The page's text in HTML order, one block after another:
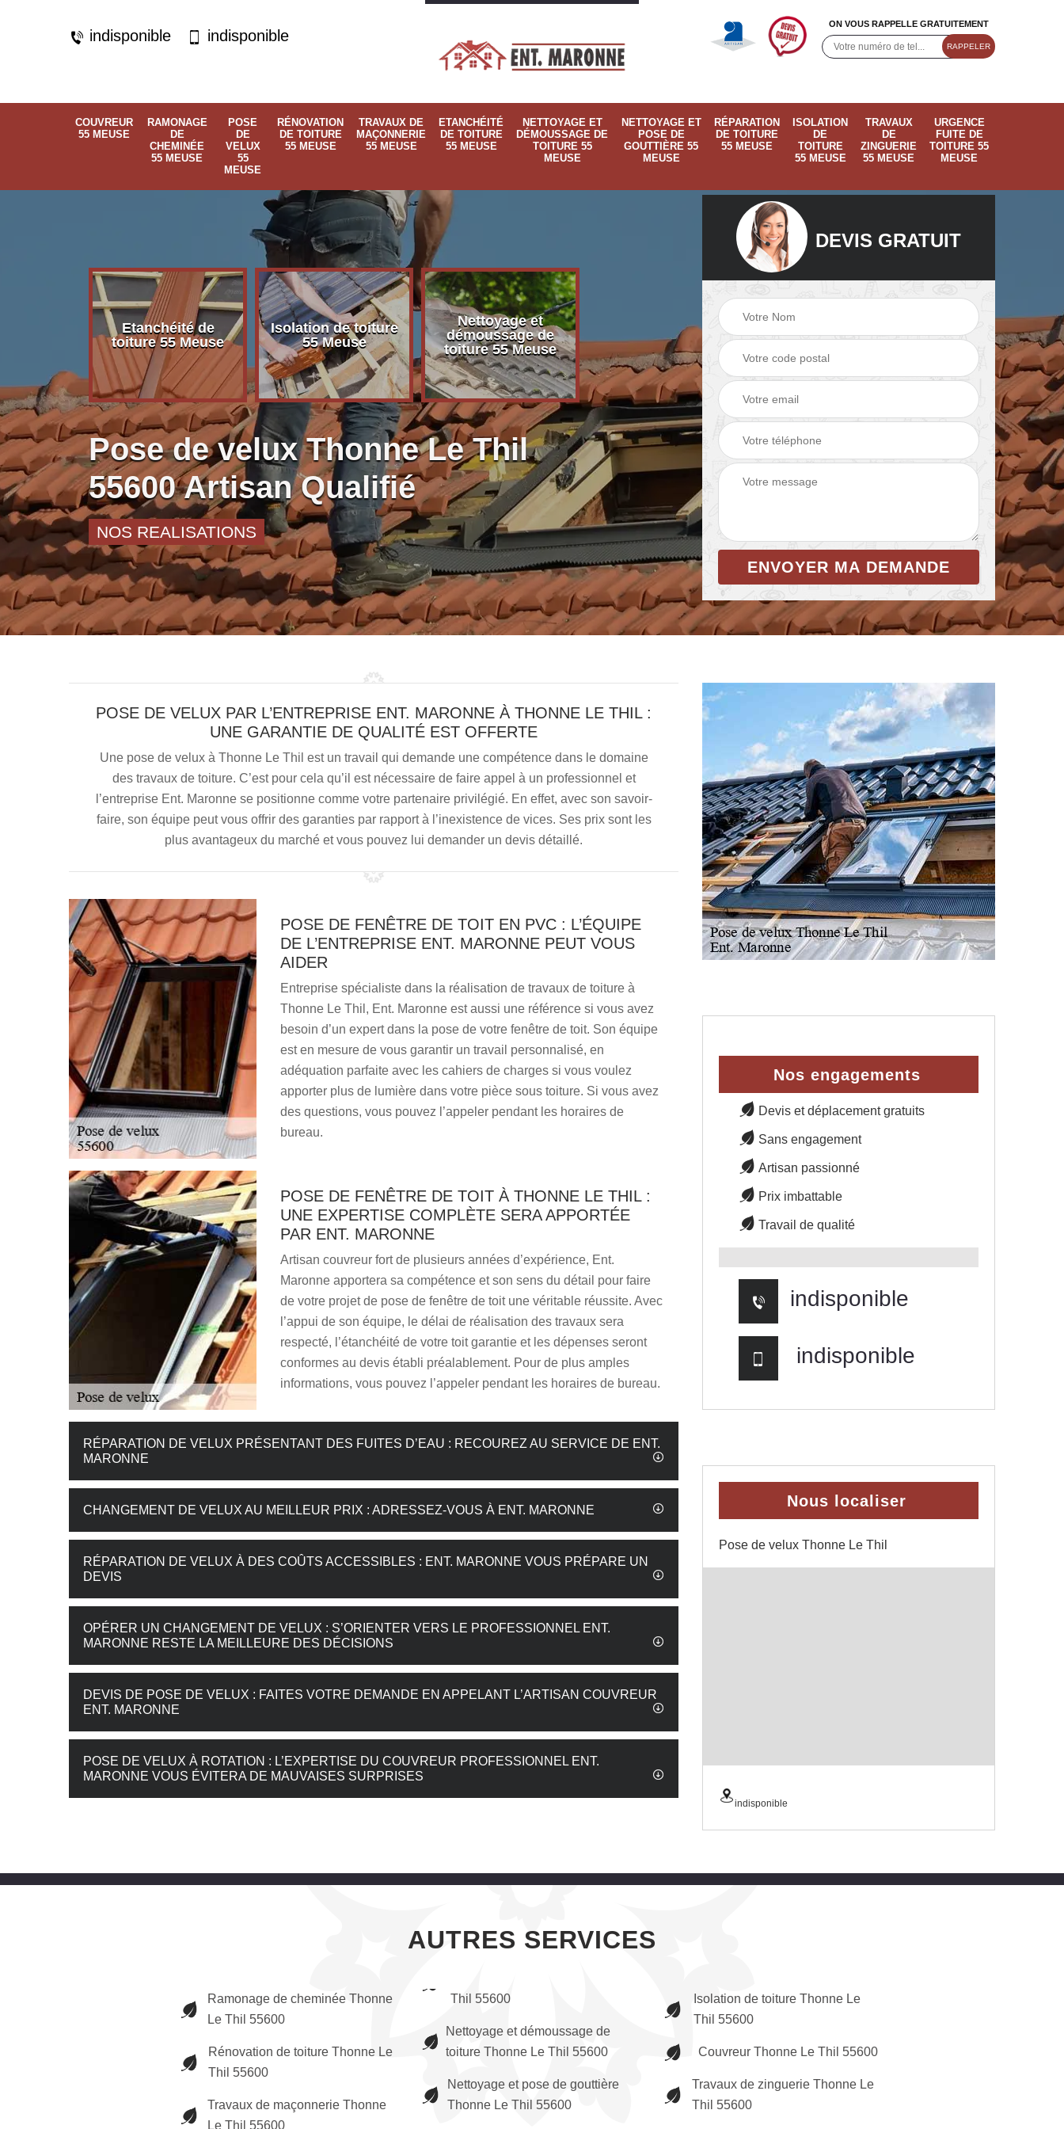
indisponible indisponible
ON VOUS RAPPELLE GRATUITEMENT
COUVREUR
55 MEUSE
RAMONAGE
DE
CHEMINÉE
55 MEUSE
POSE
DE
VELUX
55
MEUSE
RÉNOVATION
DE TOITURE
55 MEUSE
TRAVAUX DE
MAÇONNERIE
55 MEUSE
ETANCHÉITÉ
DE TOITURE
55 MEUSE
NETTOYAGE ET
DÉMOUSSAGE DE
TOITURE 55
MEUSE
NETTOYAGE ET
POSE DE
GOUTTIÈRE 55
MEUSE
RÉPARATION
DE TOITURE
55 MEUSE
ISOLATION
DE
TOITURE
55 MEUSE
TRAVAUX
DE
ZINGUERIE
55 MEUSE
URGENCE
FUITE DE
TOITURE 55
MEUSE
Etanchéité de
toiture 55 Meuse
Isolation de toiture
55 Meuse
Nettoyage et
démoussage de
toiture 55 Meuse
Nettoyage et pose
de gouttière 55
Meuse
Meuse
Ramonage de
cheminée 55
Pose de velux Thonne Le Thil
55600 Artisan Qualifié
NOS REALISATIONS
DEVIS GRATUIT
POSE DE VELUX PAR L’ENTREPRISE ENT. MARONNE À THONNE LE THIL :
UNE GARANTIE DE QUALITÉ EST OFFERTE
Une pose de velux à Thonne Le Thil est un travail qui demande une compétence dans le domaine
des travaux de toiture. C’est pour cela qu’il est nécessaire de faire appel à un professionnel et
l’entreprise Ent. Maronne se positionne comme votre partenaire privilégié. En effet, avec son savoir-
faire, son équipe peut vous offrir des garanties par rapport à l’inexistence de vices. Ses prix sont les
plus avantageux du marché et vous pouvez lui demander un devis détaillé.
POSE DE FENÊTRE DE TOIT EN PVC : L’ÉQUIPE
DE L’ENTREPRISE ENT. MARONNE PEUT VOUS
AIDER
Entreprise spécialiste dans la réalisation de travaux de toiture à
Thonne Le Thil, Ent. Maronne est aussi une référence si vous avez
besoin d’un expert dans la pose de votre fenêtre de toit. Son équipe
est en mesure de vous garantir un travail personnalisé, en
adéquation parfaite avec les cahiers de charges si vous voulez
apporter plus de lumière dans votre pièce sous toiture. Si vous avez
des questions, vous pouvez l’appeler pendant les horaires de
bureau.
POSE DE FENÊTRE DE TOIT À THONNE LE THIL :
UNE EXPERTISE COMPLÈTE SERA APPORTÉE
PAR ENT. MARONNE
Artisan couvreur fort de plusieurs années d’expérience, Ent.
Maronne apportera sa compétence et son sens du détail pour faire
de votre projet de pose de fenêtre de toit une véritable réussite. Avec
l’appui de son équipe, le délai de réalisation des travaux sera
respecté, l’étanchéité de votre toit garantie et les dépenses seront
conformes au devis établi préalablement. Pour de plus amples
informations, vous pouvez l’appeler pendant les horaires de bureau.
RÉPARATION DE VELUX PRÉSENTANT DES FUITES D’EAU : RECOUREZ AU SERVICE DE ENT.
MARONNE
CHANGEMENT DE VELUX AU MEILLEUR PRIX : ADRESSEZ-VOUS À ENT. MARONNE
RÉPARATION DE VELUX À DES COÛTS ACCESSIBLES : ENT. MARONNE VOUS PRÉPARE UN
DEVIS
OPÉRER UN CHANGEMENT DE VELUX : S’ORIENTER VERS LE PROFESSIONNEL ENT.
MARONNE RESTE LA MEILLEURE DES DÉCISIONS
DEVIS DE POSE DE VELUX : FAITES VOTRE DEMANDE EN APPELANT L’ARTISAN COUVREUR
ENT. MARONNE
POSE DE VELUX À ROTATION : L’EXPERTISE DU COUVREUR PROFESSIONNEL ENT.
MARONNE VOUS ÉVITERA DE MAUVAISES SURPRISES
Nos engagements
Devis et déplacement gratuits
Sans engagement
Artisan passionné
Prix imbattable
Travail de qualité
indisponible
indisponible
Nous localiser
Pose de velux Thonne Le Thil
indisponible
AUTRES SERVICES
Ramonage de cheminée Thonne
Le Thil 55600
Rénovation de toiture Thonne Le
Thil 55600
Travaux de maçonnerie Thonne
Le Thil 55600
Thil 55600
Nettoyage et démoussage de
toiture Thonne Le Thil 55600
Nettoyage et pose de gouttière
Thonne Le Thil 55600
Isolation de toiture Thonne Le
Thil 55600
Couvreur Thonne Le Thil 55600
Travaux de zinguerie Thonne Le
Thil 55600